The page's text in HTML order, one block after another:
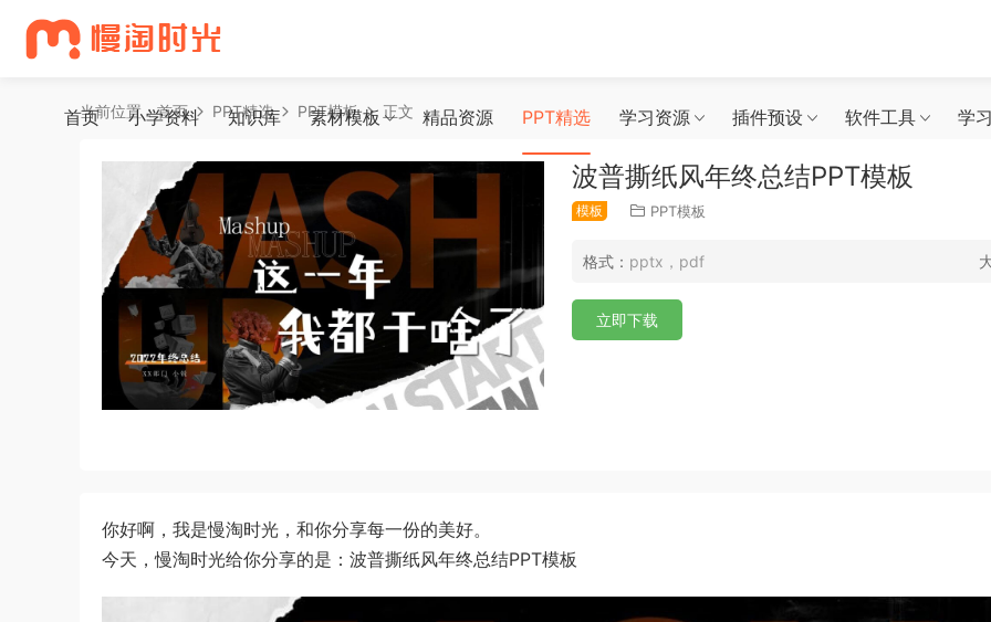
首页 小学资料 知识库 素材模板 精品资源 PPT精选 学习资源 插件预设 软件工具 学
当前位置：首页 PPT精选 PPT模板 正文
波普撕纸风年终总结PPT模板
模板 PPT模板
格式： pptx，pdf
立即下载
你好啊，我是慢淘时光，和你分享每一份的美好。
今天，慢淘时光给你分享的是：波普撕纸风年终总结PPT模板